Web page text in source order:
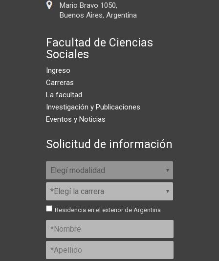
Mario Bravo 1050,
Buenos Aires, Argentina
Facultad de Ciencias
Sociales
Ingreso
Carreras
La facultad
Investigación y Publicaciones
Eventos y Noticias
Solicitud de información
Residencia en el exterior de Argentina